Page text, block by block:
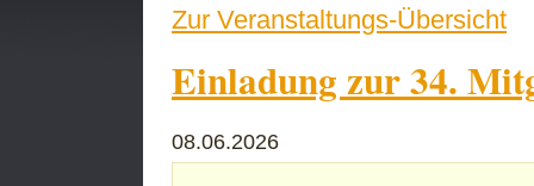
Zur Veranstaltungs-Übersicht
Einladung zur 34.
08.06.2026